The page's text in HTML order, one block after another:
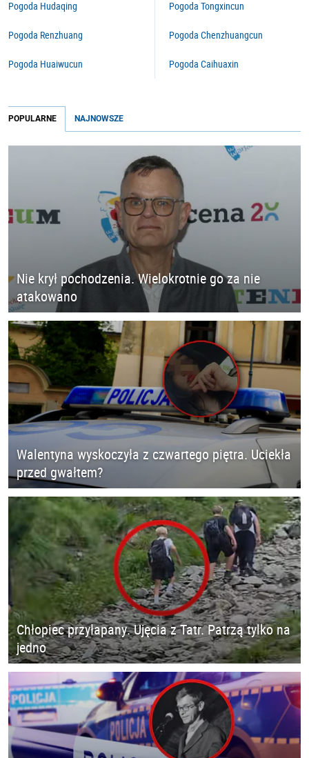
Pogoda Hudaqing
Pogoda Renzhuang
Pogoda Huaiwucun
Pogoda Tongxincun
Pogoda Chenzhuangcun
Pogoda Caihuaxin
POPULARNE NAJNOWSZE
Nie krył pochodzenia. Wielokrotnie go za nie
atakowano
Walentyna wyskoczyła z czwartego piętra. Uciekła
przed gwałtem?
Chłopiec przyłapany. Ujęcia z Tatr. Patrzą tylko na
jedno